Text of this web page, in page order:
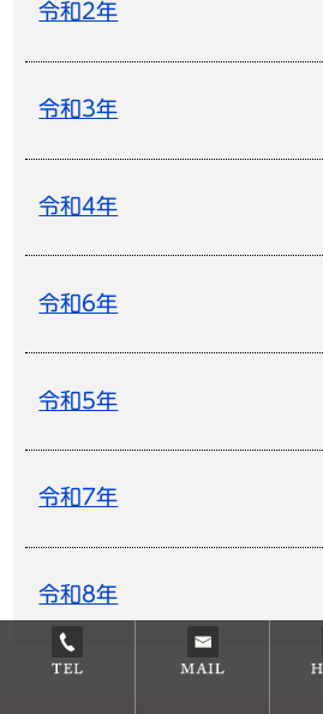
令和2年
令和3年
令和4年
令和6年
令和5年
令和7年
令和8年